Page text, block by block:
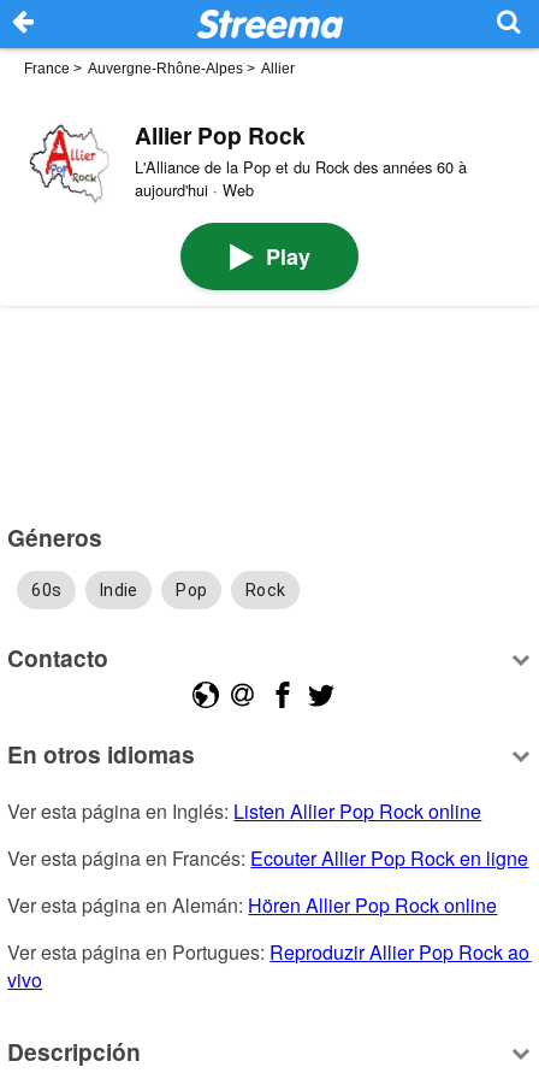
France > Auvergne-Rhône-Alpes > Allier
Allier Pop Rock
L'Alliance de la Pop et du Rock des années 60 à
aujourd'hui · Web
Play
Géneros
60s Indie Pop Rock
Contacto
En otros idiomas
Ver esta página en Inglés: Listen Allier Pop Rock online
Ver esta página en Francés: Ecouter Allier Pop Rock en ligne
Ver esta página en Alemán: Hören Allier Pop Rock online
Ver esta página en Portugues: Reproduzir Allier Pop Rock ao
vivo
Descripción